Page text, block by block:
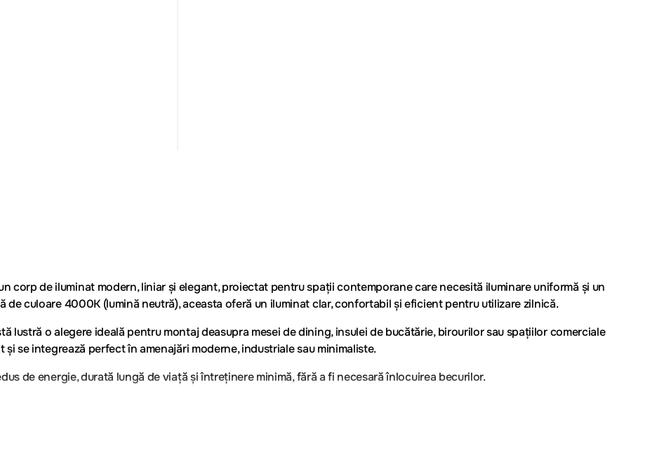
corp de iluminat modern, liniar și elegant, proiectat pentru spații contemporane care necesită iluminare uniformă și un
de culoare 4000K (lumină neutră), aceasta oferă un iluminat clar, confortabil și eficient pentru utilizare zilnică.
lustră o alegere ideală pentru montaj deasupra mesei de dining, insulei de bucătărie, birourilor sau spațiilor comerciale
se integrează perfect în amenajări moderne, industriale sau minimaliste.
de energie, durată lungă de viață și întreținere minimă, fără a fi necesară înlocuirea becurilor.
birouri, spații comerciale, restaurante și zone HoReCa.